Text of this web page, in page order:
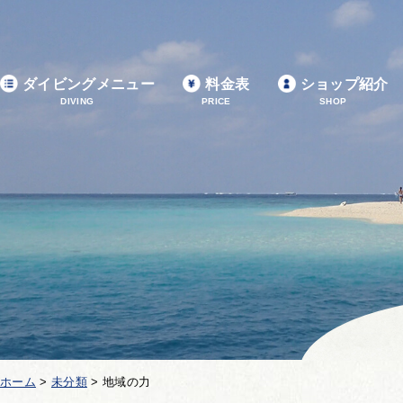
ダイビングメニュー
DIVING
料金表
PRICE
ショップ紹介
SHOP
ホーム > 未分類> 地域の力